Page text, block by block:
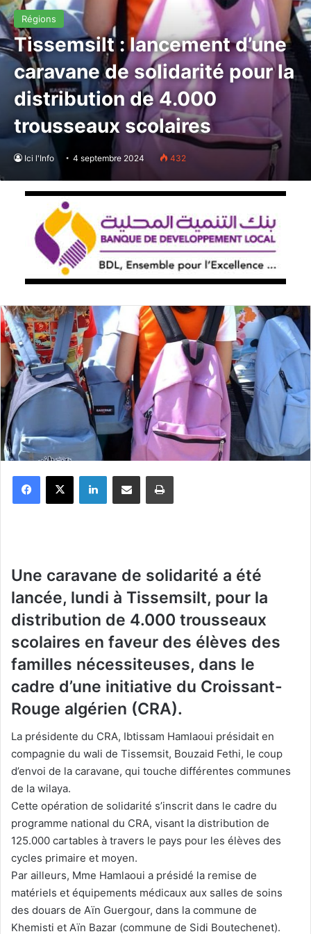
Régions
Tissemsilt : lancement d’une
caravane de solidarité pour la
distribution de 4.000
trousseaux scolaires
Ici l'Info 4 septembre 2024 432
Une caravane de solidarité a été
lancée, lundi à Tissemsilt, pour la
distribution de 4.000 trousseaux
scolaires en faveur des élèves des
familles nécessiteuses, dans le
cadre d’une initiative du Croissant-
Rouge algérien (CRA).
La présidente du CRA, Ibtissam Hamlaoui présidait en
compagnie du wali de Tissemsit, Bouzaid Fethi, le coup
d’envoi de la caravane, qui touche différentes communes
de la wilaya.
Cette opération de solidarité s’inscrit dans le cadre du
programme national du CRA, visant la distribution de
125.000 cartables à travers le pays pour les élèves des
cycles primaire et moyen.
Par ailleurs, Mme Hamlaoui a présidé la remise de
matériels et équipements médicaux aux salles de soins
des douars de Aïn Guergour, dans la commune de
Khemisti et Aïn Bazar (commune de Sidi Boutechenet).